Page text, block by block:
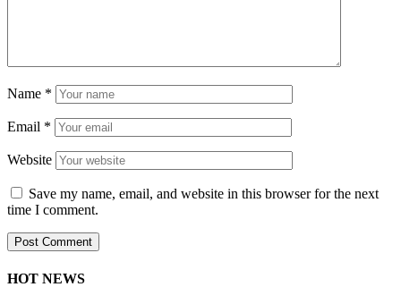
Name *
Email *
Website
Save my name, email, and website in this browser for the next
time I comment.
HOT NEWS